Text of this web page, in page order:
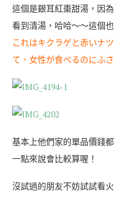
這個是銀耳紅棗甜湯，因
看到清湯，哈哈～～這個
これはキクラゲと赤いナ
て、女性が食べるのにふ
基本上他們家的單品價錢
一點來說會比較算喔！
沒試過的朋友不妨試試看